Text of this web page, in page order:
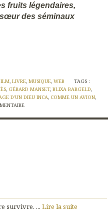
fruits légendaires,
des séminaux
, LIVRE, MUSIQUE, WEB
TAGS :
, GÉRARD MANSET, BLIXA BARGELD,
D'UN DIEU INCA, COMME UN AVION,
survivre. ... Lire la suite